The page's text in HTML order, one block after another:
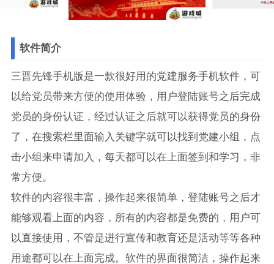
软件简介
三晋先锋手机版是一款很好用的党建服务手机软件，可
以给党员带来方便的使用体验，用户登陆账号之后完成
党员的身份认证，经过认证之后就可以获得党员的身份
了，在搜索栏里面输入关键字就可以找到党建小组，点
击小组来申请加入，每天都可以在上面签到和学习，非
常方便。
软件的内容很丰富，操作起来很简单，登陆账号之后才
能够观看上面的内容，所有的内容都是免费的，用户可
以直接使用，不管是进行宣传和教育还是活动等等各种
用途都可以在上面完成。软件的界面很简洁，操作起来